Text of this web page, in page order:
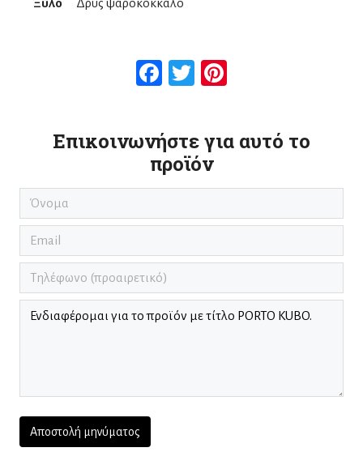
Ξύλο
Δρυς ψαροκόκκαλο
Facebook
Twitter
Επικοινωνήστε για αυτό το
προϊόν